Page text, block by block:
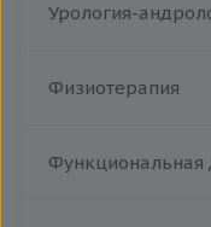
Урология-
Физиотерапия
Функциональная